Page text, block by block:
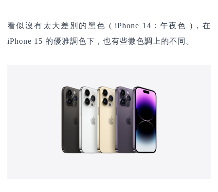
看似沒有太大差別的黑色 ( iPhone 14 : 午夜色 )，在
iPhone 15 的優雅調色下，也有些微色調上的不同。